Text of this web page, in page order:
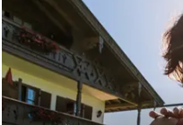
In unserer
schönsten
dem